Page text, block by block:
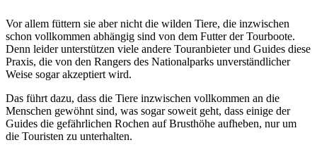
Vor allem füttern sie aber nicht die wilden Tiere, die inzwischen
schon vollkommen abhängig sind von dem Futter der Tourboote.
Denn leider unterstützen viele andere Touranbieter und Guides diese
Praxis, die von den Rangers des Nationalparks unverständlicher
Weise sogar akzeptiert wird.
Das führt dazu, dass die Tiere inzwischen vollkommen an die
Menschen gewöhnt sind, was sogar soweit geht, dass einige der
Guides die gefährlichen Rochen auf Brusthöhe aufheben, nur um
die Touristen zu unterhalten.